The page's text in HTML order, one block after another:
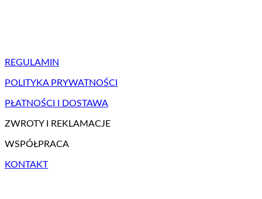
REGULAMIN
POLITYKA PRYWATNOŚCI
PŁATNOŚCI I DOSTAWA
ZWROTY I REKLAMACJE
WSPÓŁPRACA
KONTAKT